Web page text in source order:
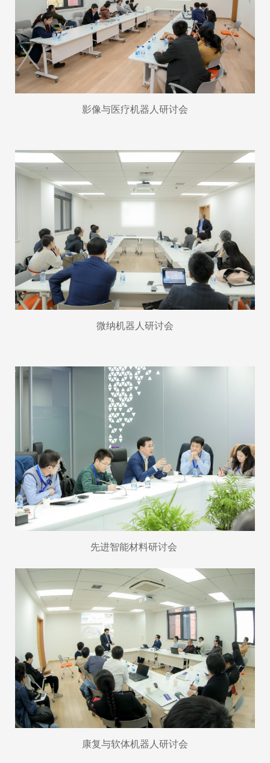
影像与医疗机器人研讨会
微纳机器人研讨会
先进智能材料研讨会
康复与软体机器人研讨会